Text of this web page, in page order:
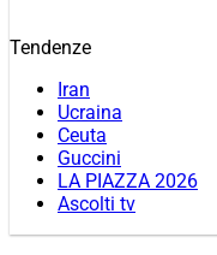
Tendenze
Iran
Ucraina
Ceuta
Guccini
LA PIAZZA 2026
Ascolti tv